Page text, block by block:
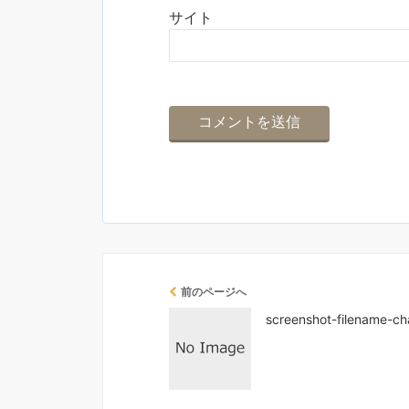
サイト
前のページへ
screenshot-filename-